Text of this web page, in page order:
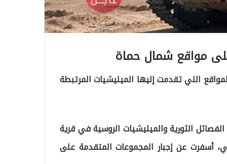
مواقع شمال حماة
التي تقدمت إليها الميليشيات المرتبطة
الثورية والميليشيات الروسية في قرية
أسفرت عن إجبار المجموعات المتقدمة على